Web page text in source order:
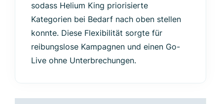
sodass Helium King priorisierte
Kategorien bei Bedarf nach oben stellen
konnte. Diese Flexibilität sorgte für
reibungslose Kampagnen und einen Go-
Live ohne Unterbrechungen.